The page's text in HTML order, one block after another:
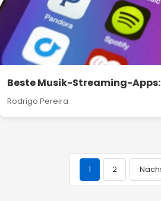
Beste Musik-Streaming-
Rodrigo Pereira
1 2